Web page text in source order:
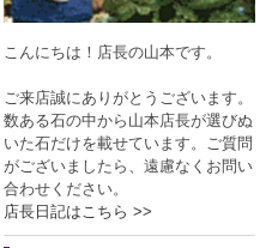
こんにちは！店長の山本です。
ご来店誠にありがとうございます。
数ある石の中から山本店長が選びぬ
いた石だけを載せています。ご質問
がございましたら、遠慮なくお問い
合わせください。
店長日記はこちら >>